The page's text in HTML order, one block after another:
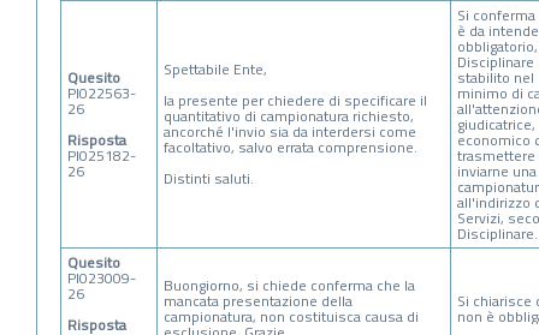
Quesito
PI022563-
26
Risposta
PI025182-
26
Spettabile Ente,
la presente per chiedere di specificare il
quantitativo di campionatura richiesto,
ancorché l'invio sia da interdersi come
facoltativo, salvo errata comprensione.
Distinti saluti.
Si
è da
stabilito nel
minimo di
economico
trasmettere
inviarne
all'indirizzo
Servizi,
Disciplinare.
Quesito
PI023009-
26
Risposta
Buongiorno, si chiede conferma che la
mancata presentazione della
campionatura, non costituisca causa di
Si chiarisce
non è